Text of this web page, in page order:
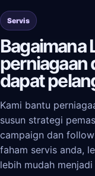
Servis
Bagaimana
perniagaan
dapat
Kami bantu
susun strategi
campaign dan
faham servis anda,
lebih mudah